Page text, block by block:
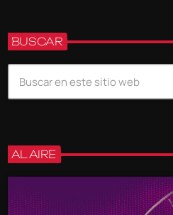
BUSCAR
AL AIRE